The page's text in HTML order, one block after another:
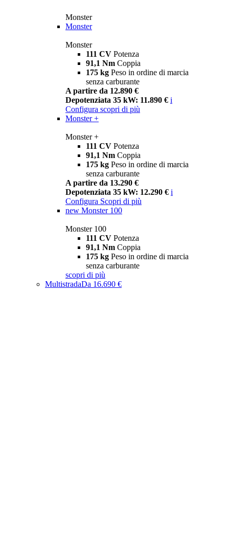
Monster
Monster
Monster
111 CV Potenza
91,1 Nm Coppia
175 kg Peso in ordine di marcia
senza carburante
A partire da 12.890 €
Depotenziata 35 kW: 11.890 € i
Configura scopri di più
Monster +
Monster +
111 CV Potenza
91,1 Nm Coppia
175 kg Peso in ordine di marcia
senza carburante
A partire da 13.290 €
Depotenziata 35 kW: 12.290 € i
Configura Scopri di più
new Monster 100
Monster 100
111 CV Potenza
91,1 Nm Coppia
175 kg Peso in ordine di marcia
senza carburante
scopri di più
MultistradaDa 16.690 €